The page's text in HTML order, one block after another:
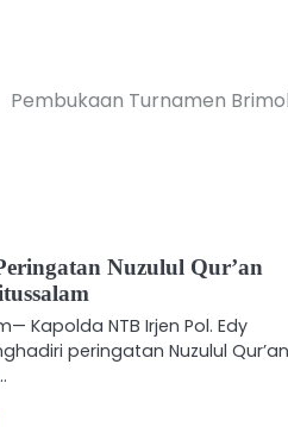
Pembukaan Turnamen
Nuzulul Qur’an
Kapolda NTB Irjen Pol. Edy
peringatan Nuzulul Qur’an